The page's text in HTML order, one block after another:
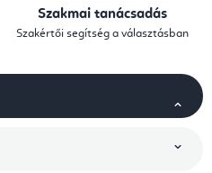
Szakmai tanácsadás
Szakértői segítség a választásban